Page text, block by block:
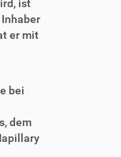
ist
Inhaber
er mit
bei
dem